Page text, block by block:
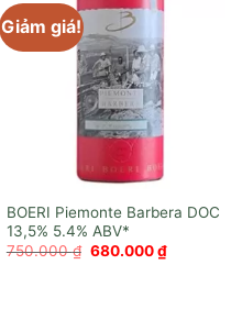
Giảm giá!
BOERI Piemonte Barbera DOC
13,5%
750.000₫ Giá
680.000₫Giá
hiện